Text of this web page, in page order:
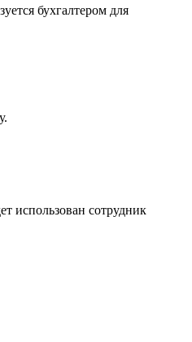
бухгалтером для
использован сотрудник